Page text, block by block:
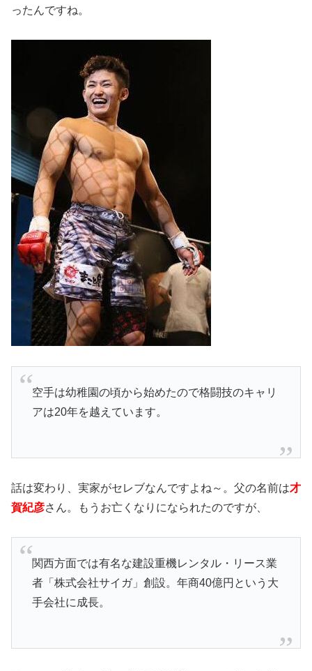
ったんですね。
空手は幼稚園の頃から始めたので格闘技のキャリ
アは20年を越えています。
話は変わり、実家がセレブなんですよね～。父の名前は才
賀紀彦さん。もうお亡くなりになられたのですが、
関西方面では有名な建設重機レンタル・リース業
者「株式会社サイガ」創設。年商40億円という大
手会社に成長。